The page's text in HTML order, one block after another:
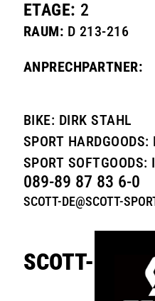
ETAGE: 2
RAUM: D 213-216
ANPRECHPARTNER:
BIKE: DIRK STAHL
SPORT HARDGOODS:
SPORT SOFTGOODS:
089-89 87 83 6-0
SCOTT-DE@SCOTT-
SCOTT-